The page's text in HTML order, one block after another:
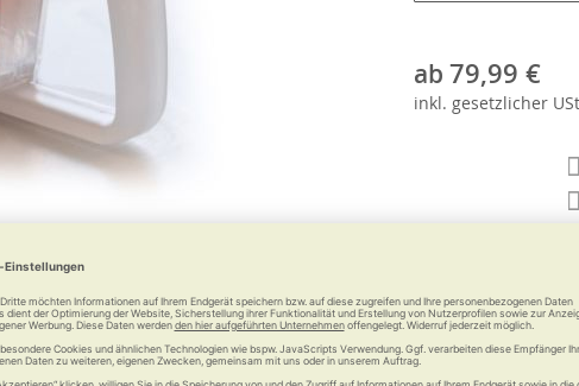
ab 79,99 €
inkl. gesetzlicher
Weitere Informationen